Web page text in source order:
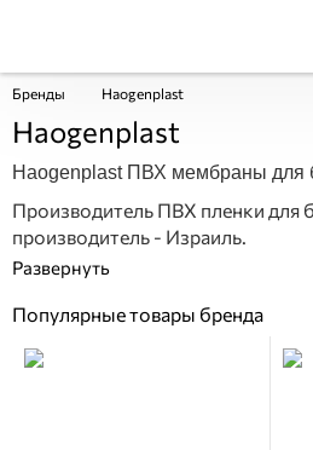
Бренды Haogenplast
Haogenplast
Haogenplast ПВХ мембраны для
Производитель ПВХ пленки для
производитель - Израиль.
Популярные товары бренда